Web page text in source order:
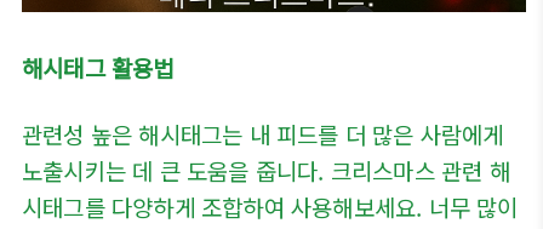
해시태그 활용법
관련성 높은 해시태그는 내 피드를 더 많은 사람에게
노출시키는 데 큰 도움을 줍니다. 크리스마스 관련 해
시태그를 다양하게 조합하여 사용해보세요. 너무 많이